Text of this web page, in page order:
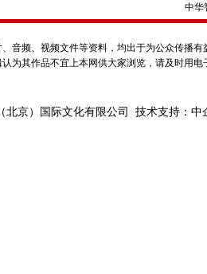
中华
音频、视频文件等资料，均出于为公众传播
为其作品不宜上本网供大家浏览，请及时用
北京）国际文化有限公司 技术支持：